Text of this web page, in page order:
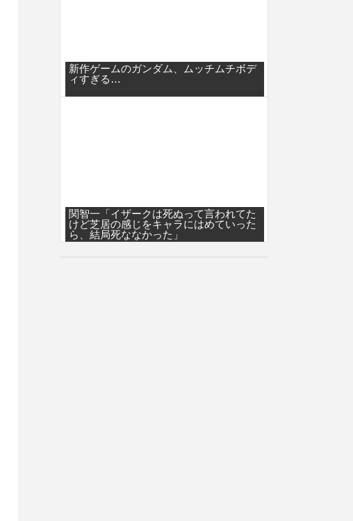
新作ゲームのガンダム、ムッチムチボデ
ィすぎる…
関智一「イザークは死ぬって言われてた
けど芝居の感じをキャラにはめていった
ら、結局死ななかった」